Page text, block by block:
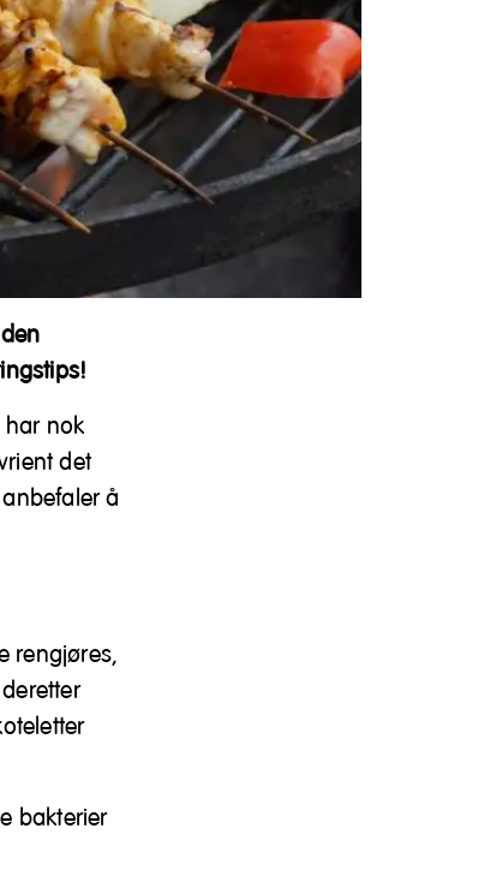
har nok
det
å
rengjøres,
bakterier